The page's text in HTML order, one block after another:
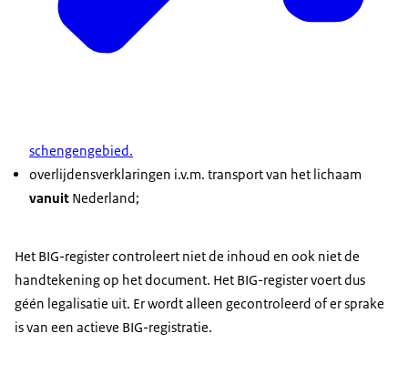
schengengebied.
overlijdensverklaringen i.v.m. transport van het lichaam
vanuit Nederland;
Het BIG-register controleert niet de inhoud en ook niet de
handtekening op het document. Het BIG-register voert dus
géén legalisatie uit. Er wordt alleen gecontroleerd of er sprake
is van een actieve BIG-registratie.